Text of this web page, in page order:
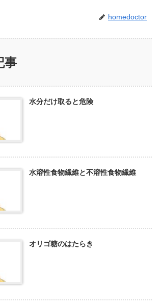
homedoctor
事
水分だけ取ると危険
水溶性食物繊維と不溶性食物繊維
オリゴ糖のはたらき